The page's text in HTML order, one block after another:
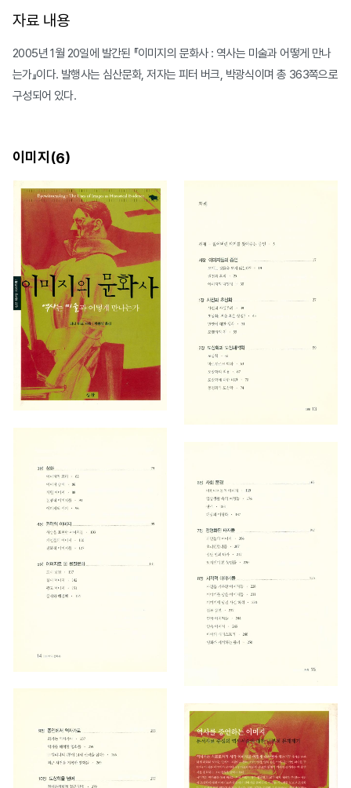
자료 내용
2005년 1월 20일에 발간된 『이미지의 문화사 : 역사는 미술과 어떻게 만나
는가』이다. 발행사는 심산문화, 저자는 피터 버크, 박광식이며 총 363쪽으로
구성되어 있다.
이미지(6)